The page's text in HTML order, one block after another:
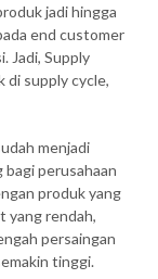
jadi hingga
end customer
Jadi, Supply
di supply cycle,
menjadi
perusahaan
produk yang
yang rendah,
persaingan
tinggi.